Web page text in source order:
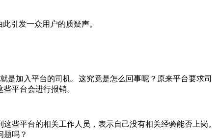
引发一众用户的质疑声。
是加入平台的司机。这究竟是怎么回事呢？原来平台要求司
平台会进行报销。
些平台的相关工作人员，表示自己没有相关经验能否上岗。
题吗？